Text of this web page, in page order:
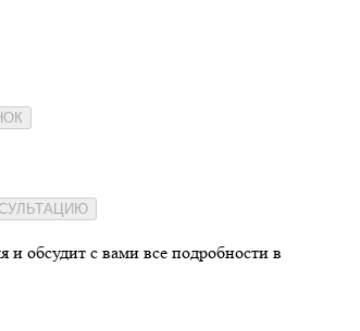
и обсудит с вами все подробности в